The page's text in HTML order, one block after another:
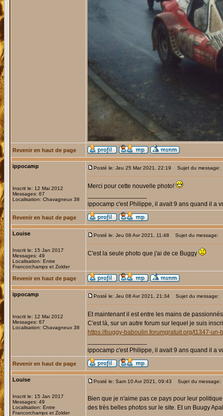
Revenir en haut de page
ippocamp
Inscrit le: 12 Mai 2012
Messages: 67
Localisation: Chavagneux 38
Posté le: Jeu 25 Mar 2021, 22:19 Sujet du message:
Merci pour cette nouvelle photo!
ippocamp c'est Philippe, il avait 9 ans quand il a
Revenir en haut de page
Louise
Inscrit le: 15 Jan 2017
Messages: 49
Localisation: Entre
Francorchamps et Zolder
Posté le: Jeu 08 Avr 2021, 11:48 Sujet du message:
C'est la seule photo que j'ai de ce Buggy
Revenir en haut de page
ippocamp
Inscrit le: 12 Mai 2012
Messages: 67
Localisation: Chavagneux 38
Posté le: Jeu 08 Avr 2021, 21:34 Sujet du message:
Et maintenant il est entre les mains de
C'est là, sur un autre forum sur lequel je suis
https://buggy-baboulin.forumgratuit.org/t1347-
ippocamp c'est Philippe, il avait 9 ans quand il a
Revenir en haut de page
Louise
Inscrit le: 15 Jan 2017
Messages: 49
Localisation: Entre
Francorchamps et Zolder
Posté le: Sam 10 Avr 2021, 09:43 Sujet du message:
Bien que je n'aime pas ce pays pour leur
des très belles photos sur le site. Et un Buugy